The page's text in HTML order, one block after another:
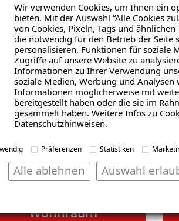
Wir verwenden Cookies, um Ihnen ein
bieten. Mit der Auswahl “Alle Cookies
von Cookies, Pixeln, Tags und
die notwendig für den Betrieb der Seite
personalisieren, Funktionen für soziale
Zugriffe auf unsere Website zu
Informationen zu Ihrer Verwendung
soziale Medien, Werbung und
Informationen möglicherweise mit
bereitgestellt haben oder die sie im
gesammelt haben. Weitere Infos zu
Datenschutzhinweisen.
Präferenzen Statistiken
Auswahl
Alle ablehnen
Wohnraum